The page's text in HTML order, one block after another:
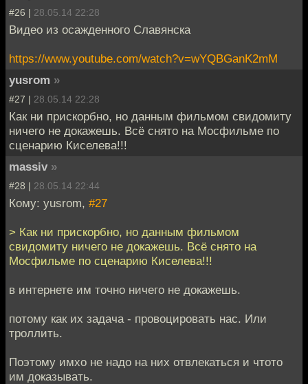
#26 | 28.05.14 22:28
Видео из осажденного Славянска
https://www.youtube.com/watch?v=wYQBGanK2mM
yusrom »
#27 | 28.05.14 22:28
Как ни прискорбно, но данным фильмом свидомиту
ничего не докажешь. Всё снято на Мосфильме по
сценарию Киселева!!!
massiv »
#28 | 28.05.14 22:44
Кому: yusrom, #27
> Как ни прискорбно, но данным фильмом
свидомиту ничего не докажешь. Всё снято на
Мосфильме по сценарию Киселева!!!
в интернете им точно ничего не докажешь.
потому как их задача - провоцировать нас. Или
троллить.
Поэтому имхо не надо на них отвлекаться и чтото
им доказывать.